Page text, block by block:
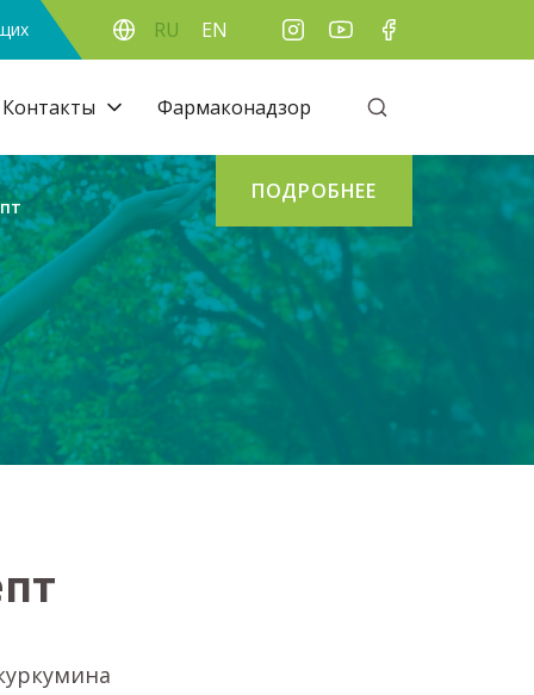
RU EN
Контакты Фармаконадзор
ПОДРОБНЕЕ